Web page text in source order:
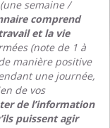
semaine /
comprend
et la vie
(note de 1 à
manière positive
une journée,
de vos
de l’information
puissent agir